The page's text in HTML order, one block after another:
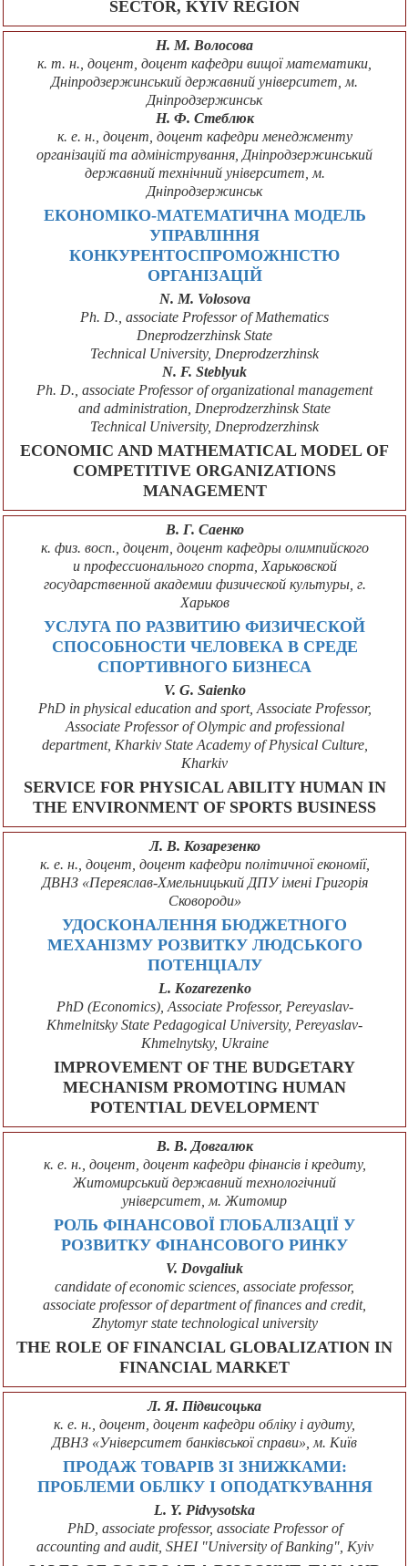
SECTOR, KYIV REGION
Н. М. Волосова
к. т. н., доцент, доцент кафедри вищої математики,
Дніпродзержинський державний університет, м.
Дніпродзержинськ
Н. Ф. Стеблюк
к. е. н., доцент, доцент кафедри менеджменту
організацій та адміністрування, Дніпродзержинський
державний технічний університет, м.
Дніпродзержинськ
ЕКОНОМІКО-МАТЕМАТИЧНА МОДЕЛЬ
УПРАВЛІННЯ
КОНКУРЕНТОСПРОМОЖНІСТЮ
ОРГАНІЗАЦІЙ
N. M. Volosova
Ph. D., associate Professor of Mathematics
Dneprodzerzhinsk State
Technical University, Dneprodzerzhinsk
N. F. Steblyuk
Ph. D., associate Professor of organizational management
and administration, Dneprodzerzhinsk State
Technical University, Dneprodzerzhinsk
ECONOMIC AND MATHEMATICAL MODEL OF
COMPETITIVE ORGANIZATIONS
MANAGEMENT
В. Г. Саенко
к. физ. восп., доцент, доцент кафедры олимпийского
и профессионального спорта, Харьковской
государственной академии физической культуры, г.
Харьков
УСЛУГА ПО РАЗВИТИЮ ФИЗИЧЕСКОЙ
СПОСОБНОСТИ ЧЕЛОВЕКА В СРЕДЕ
СПОРТИВНОГО БИЗНЕСА
V. G. Saienko
PhD in physical education and sport, Associate Professor,
Associate Professor of Olympic and professional
department, Kharkiv State Academy of Physical Culture,
Kharkiv
SERVICE FOR PHYSICAL ABILITY HUMAN IN
THE ENVIRONMENT OF SPORTS BUSINESS
Л. В. Козарезенко
к. е. н., доцент, доцент кафедри політичної економії,
ДВНЗ «Переяслав-Хмельницький ДПУ імені Григорія
Сковороди»
УДОСКОНАЛЕННЯ БЮДЖЕТНОГО
МЕХАНІЗМУ РОЗВИТКУ ЛЮДСЬКОГО
ПОТЕНЦІАЛУ
L. Kozarezenko
PhD (Economics), Associate Professor, Pereyaslav-
Khmelnitsky State Pedagogical University, Pereyaslav-
Khmelnytsky, Ukraine
IMPROVEMENT OF THE BUDGETARY
MECHANISM PROMOTING HUMAN
POTENTIAL DEVELOPMENT
В. В. Довгалюк
к. е. н., доцент, доцент кафедри фінансів і кредиту,
Житомирський державний технологічний
університет, м. Житомир
РОЛЬ ФІНАНСОВОЇ ГЛОБАЛІЗАЦІЇ У
РОЗВИТКУ ФІНАНСОВОГО РИНКУ
V. Dovgaliuk
candidate of economic sciences, associate professor,
associate professor of department of finances and credit,
Zhytomyr state technological university
THE ROLE OF FINANCIAL GLOBALIZATION IN
FINANCIAL MARKET
Л. Я. Підвисоцька
к. е. н., доцент, доцент кафедри обліку і аудиту,
ДВНЗ «Університет банківської справи», м. Київ
ПРОДАЖ ТОВАРІВ ЗІ ЗНИЖКАМИ:
ПРОБЛЕМИ ОБЛІКУ І ОПОДАТКУВАННЯ
L. Y. Pidvysotska
PhD, associate professor, associate Professor of
accounting and audit, SHEІ "University of Banking", Kyiv